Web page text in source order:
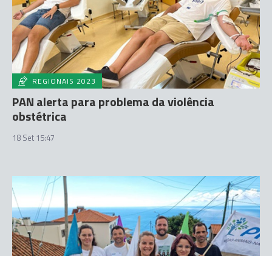
REGIONAIS 2023
PAN alerta para problema da violência
obstétrica
18 Set 15:47